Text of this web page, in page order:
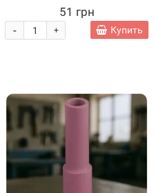
51 грн
+
- Купить